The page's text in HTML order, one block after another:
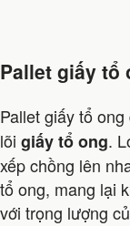
Pallet giấy tổ
Pallet giấy tổ
lõi giấy tổ ong.
xếp chồng lên
tổ ong, mang lại
với trọng lượng